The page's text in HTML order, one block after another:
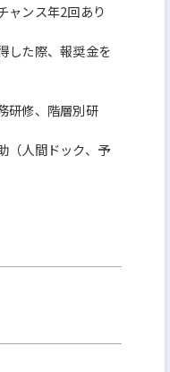
ンス年2回あり
した際、報奨金を
研修、階層別研
（人間ドック、予